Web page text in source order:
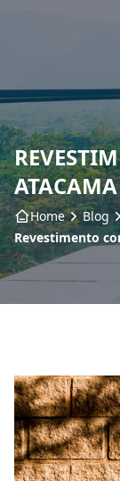
Home
Blog
Revestimento